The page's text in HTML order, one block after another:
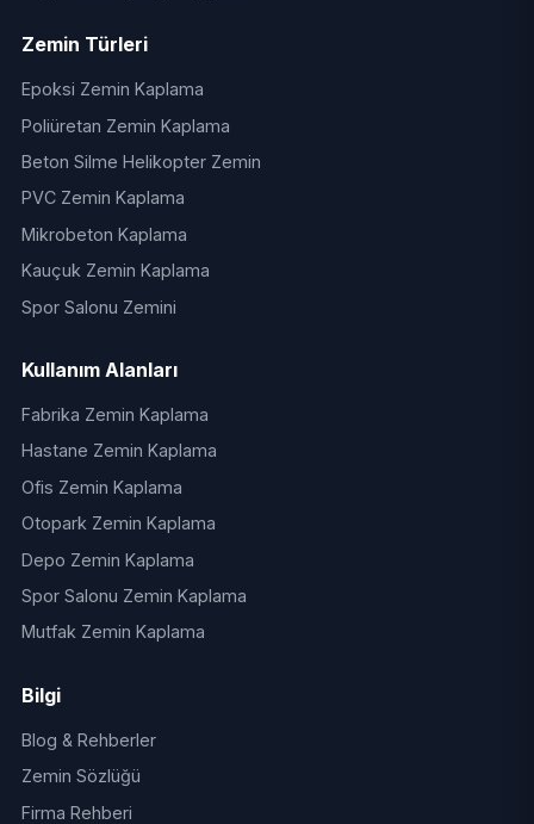
Zemin Türleri
Epoksi Zemin Kaplama
Poliüretan Zemin Kaplama
Beton Silme Helikopter Zemin
PVC Zemin Kaplama
Mikrobeton Kaplama
Kauçuk Zemin Kaplama
Spor Salonu Zemini
Kullanım Alanları
Fabrika Zemin Kaplama
Hastane Zemin Kaplama
Ofis Zemin Kaplama
Otopark Zemin Kaplama
Depo Zemin Kaplama
Spor Salonu Zemin Kaplama
Mutfak Zemin Kaplama
Bilgi
Blog & Rehberler
Zemin Sözlüğü
Firma Rehberi